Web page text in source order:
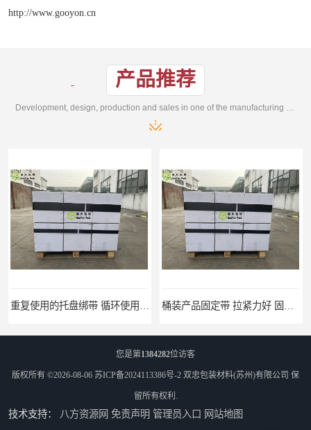
http://www.gooyon.cn
产品推荐
桶装产品固定带 拉紧力好 固永包材 托盘运输网兜 固永包材
您是第1384282位访客
版权所有 ©2026-08-06 苏ICP备2024113386号-2 双忠包装材料(苏州)有限公司 保
留所有权利.
技术支持： 八方资源网 免责声明 管理员入口 网站地图